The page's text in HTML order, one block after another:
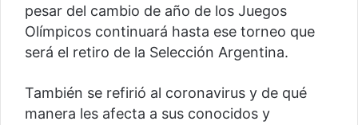
pesar del cambio de año de los Juegos
Olímpicos continuará hasta ese torneo que
será el retiro de la Selección Argentina.
También se refirió al coronavirus y de qué
manera les afecta a sus conocidos y